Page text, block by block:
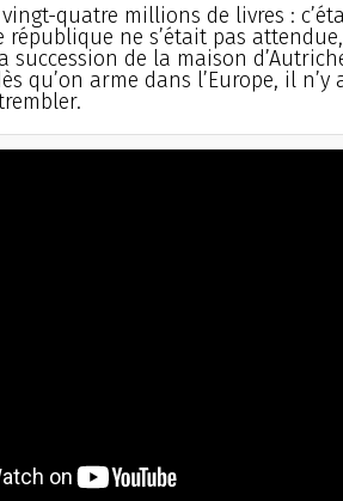
quatre millions de livres :
république ne s’était pas
succession de la maison
qu’on arme dans l’Europe, il